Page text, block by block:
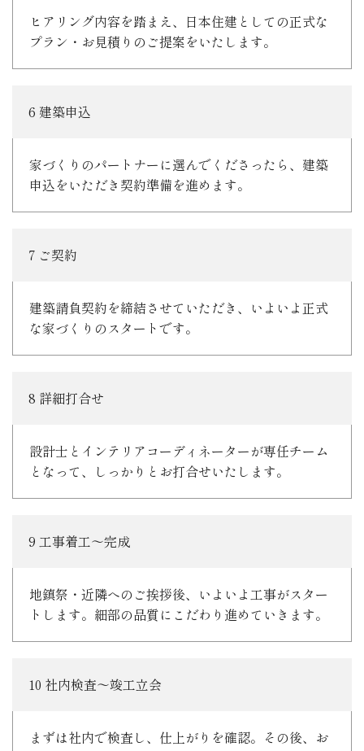
ヒアリング内容を踏まえ、日本住建としての正式な
プラン・お見積りのご提案をいたします。
6 建築申込
家づくりのパートナーに選んでくださったら、建築
申込をいただき契約準備を進めます。
7 ご契約
建築請負契約を締結させていただき、いよいよ正式
な家づくりのスタートです。
8 詳細打合せ
設計士とインテリアコーディネーターが専任チーム
となって、しっかりとお打合せいたします。
9 工事着工～完成
地鎮祭・近隣へのご挨拶後、いよいよ工事がスター
トします。細部の品質にこだわり進めていきます。
10 社内検査～竣工立会
まずは社内で検査し、仕上がりを確認。その後、お